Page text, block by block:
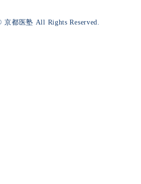
都医塾 All Rights Reserved.